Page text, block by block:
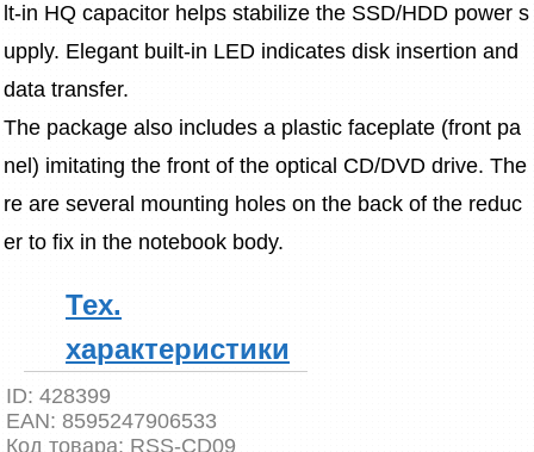
lt-in HQ capacitor helps stabilize the SSD/HDD power s
upply. Elegant built-in LED indicates disk insertion and
data transfer.
The package also includes a plastic faceplate (front pa
nel) imitating the front of the optical CD/DVD drive. The
re are several mounting holes on the back of the reduc
er to fix in the notebook body.
Тех.
характеристики
ID: 428399
EAN: 8595247906533
Код товара: RSS-CD09